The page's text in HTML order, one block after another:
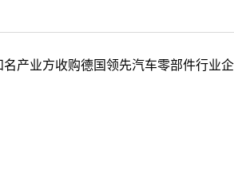
名产业方收购德国领先汽车零部件行业